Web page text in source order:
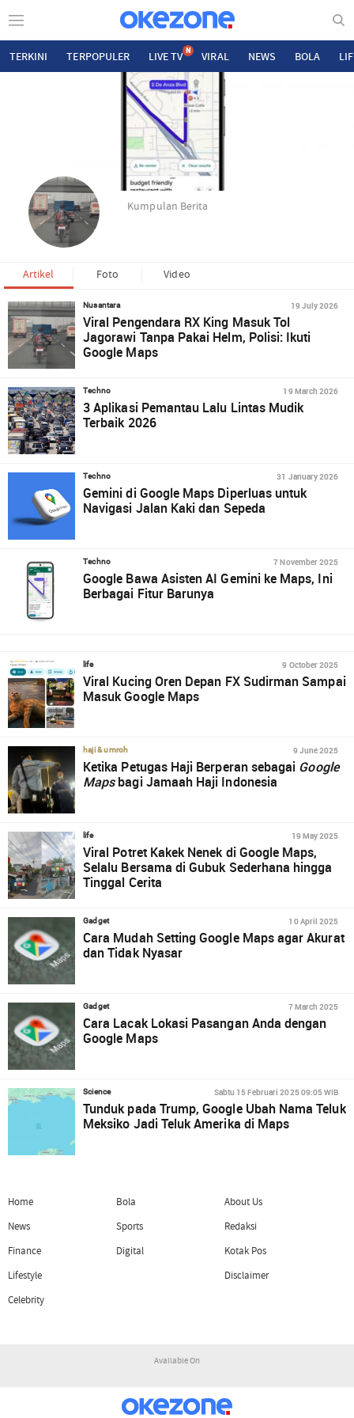
TERKINI TERPOPULER LIVE TV N VIRAL NEWS BOLA
Kumpulan Berita
Artikel Foto Video
Nusantara 19 July 2026
Viral Pengendara RX King Masuk Tol
Jagorawi Tanpa Pakai Helm, Polisi: Ikuti
Google Maps
Techno 19 March 2026
3 Aplikasi Pemantau Lalu Lintas Mudik
Terbaik 2026
Techno 31 January 2026
Gemini di Google Maps Diperluas untuk
Navigasi Jalan Kaki dan Sepeda
Techno 7 November 2025
Google Bawa Asisten AI Gemini ke Maps, Ini
Berbagai Fitur Barunya
life 9 October 2025
Viral Kucing Oren Depan FX Sudirman Sampai
Masuk Google Maps
haji & umroh 9 June 2025
Ketika Petugas Haji Berperan sebagai Google
Mapsbagi Jamaah Haji Indonesia
life 19 May 2025
Viral Potret Kakek Nenek di Google Maps,
Selalu Bersama di Gubuk Sederhana hingga
Tinggal Cerita
Gadget 10 April 2025
Cara Mudah Setting Google Maps agar Akurat
dan Tidak Nyasar
Gadget 7 March 2025
Cara Lacak Lokasi Pasangan Anda dengan
Google Maps
Science Sabtu 15 Februari 2025 09:05 WIB
Tunduk pada Trump, Google Ubah Nama Teluk
Meksiko Jadi Teluk Amerika di Maps
Home
News
Finance
Lifestyle
Celebrity
Bola
Sports
Digital
About Us
Redaksi
Kotak Pos
Disclaimer
Available On